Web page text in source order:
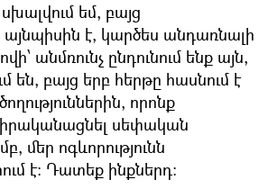
եմ, բայց
այնպիսին է, կարծես անդառնալի
անմռունչ ընդունում ենք այն,
են, բայց երբ հերթը հասնում է
որոնք
սեփական
մեր ոգևորությունն
է։ Դատեք ինքներդ։